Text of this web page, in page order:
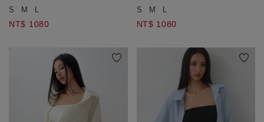
S M L
NT$ 1080
S M L
NT$ 1080